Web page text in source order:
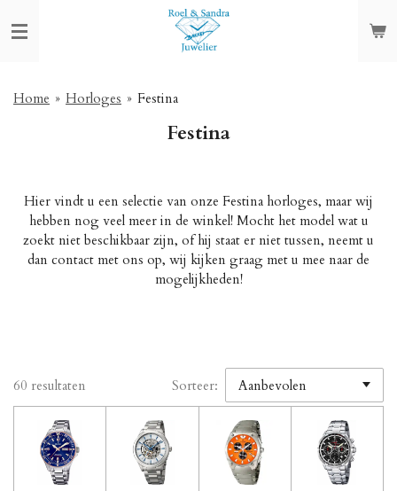
direct
hoofdinhoud
Home » Horloges » Festina
Festina
Hier vindt u een selectie van onze Festina horloges, maar wij
hebben nog veel meer in de winkel! Mocht het model wat u
zoekt niet beschikbaar zijn, of hij staat er niet tussen, neemt u
dan contact met ons op, wij kijken graag met u mee naar de
mogelijkheden!
60 resultaten Sorteer: